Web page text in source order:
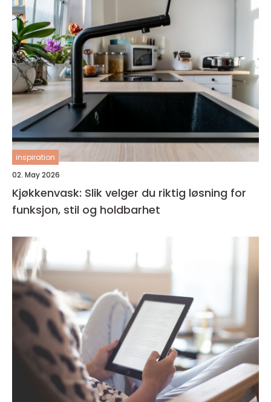
inspiration
02. May 2026
Kjøkkenvask: Slik velger du riktig løsning for
funksjon, stil og holdbarhet